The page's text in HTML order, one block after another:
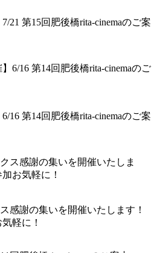
21 第15回肥後橋rita-cinemaのご案
16 第14回肥後橋rita-cinemaのご案
感謝の集いを開催いたします！
軽に！